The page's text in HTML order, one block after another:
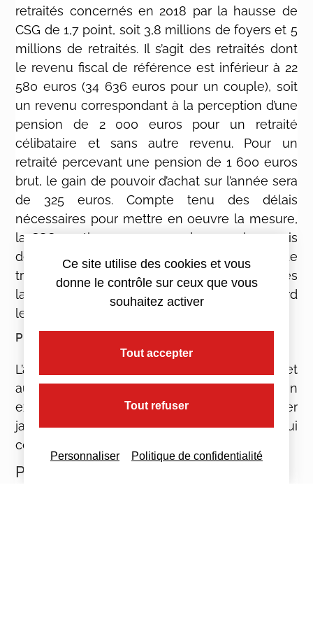
retraités concernés en 2018 par la hausse de
CSG de 1,7 point, soit 3,8 millions de foyers et 5
millions de retraités. Il s’agit des retraités dont
le revenu fiscal de référence est inférieur à 22
580 euros (34 636 euros pour un couple), soit
un revenu correspondant à la perception d’une
pension de 2 000 euros pour un retraité
célibataire et sans autre revenu. Pour un
retraité percevant une pension de 1 600 euros
brut, le gain de pouvoir d’achat sur l’année sera
de 325 euros. Compte tenu des délais
nécessaires pour mettre en oeuvre la mesure,
la CSG continuera au cours des premiers mois
de l’année à être prélevée au taux de 8,3 %. Le
trop perçu donnera lieu à remboursement dès
la mise en place de la mesure et au plus tard
le 1er juillet 2019.
Prime d’activité
L’article 4 prévoit que le Gouvernement remet
au Parlement un rapport sur la revalorisation
exceptionnelle de la prime d’activité au 1er
janvier 2019, disposition règlementaire qui
complète le projet de loi.
Prime ou pas prime ?
Ce site utilise des cookies et vous
donne le contrôle sur ceux que vous
souhaitez activer
Tout accepter
Tout refuser
Personnaliser Politique de confidentialité